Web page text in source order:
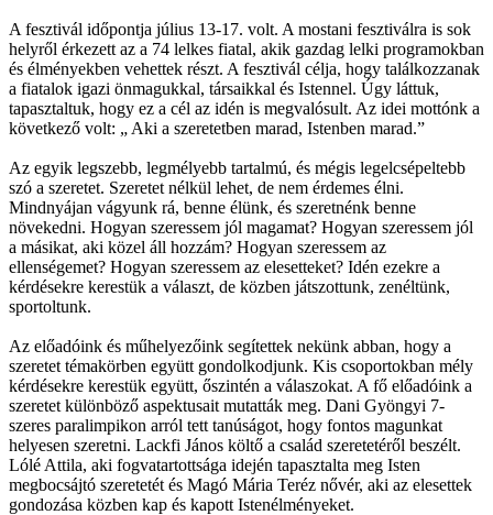
A fesztivál időpontja július 13-17. volt. A mostani fesztiválra is sok
helyről érkezett az a 74 lelkes fiatal, akik gazdag lelki programokban
és élményekben vehettek részt. A fesztivál célja, hogy találkozzanak
a fiatalok igazi önmagukkal, társaikkal és Istennel. Úgy láttuk,
tapasztaltuk, hogy ez a cél az idén is megvalósult. Az idei mottónk a
következő volt: „ Aki a szeretetben marad, Istenben marad.”
Az egyik legszebb, legmélyebb tartalmú, és mégis legelcsépeltebb
szó a szeretet. Szeretet nélkül lehet, de nem érdemes élni.
Mindnyájan vágyunk rá, benne élünk, és szeretnénk benne
növekedni. Hogyan szeressem jól magamat? Hogyan szeressem jól
a másikat, aki közel áll hozzám? Hogyan szeressem az
ellenségemet? Hogyan szeressem az elesetteket? Idén ezekre a
kérdésekre kerestük a választ, de közben játszottunk, zenéltünk,
sportoltunk.
Az előadóink és műhelyezőink segítettek nekünk abban, hogy a
szeretet témakörben együtt gondolkodjunk. Kis csoportokban mély
kérdésekre kerestük együtt, őszintén a válaszokat. A fő előadóink a
szeretet különböző aspektusait mutatták meg. Dani Gyöngyi 7-
szeres paralimpikon arról tett tanúságot, hogy fontos magunkat
helyesen szeretni. Lackfi János költő a család szeretetéről beszélt.
Lólé Attila, aki fogvatartottsága idején tapasztalta meg Isten
megbocsájtó szeretetét és Magó Mária Teréz nővér, aki az elesettek
gondozása közben kap és kapott Istenélményeket.